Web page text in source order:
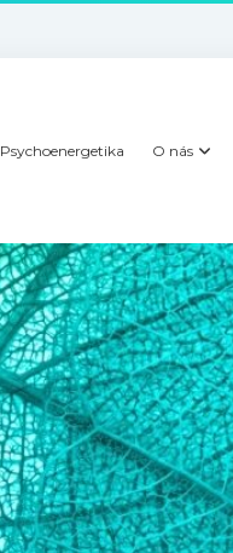
Psychoenergetika O nás